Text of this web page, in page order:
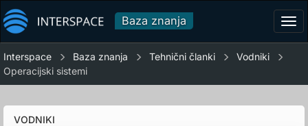
Baza znanja
Interspace Baza znanja Tehnični članki
Vodniki
Operacijski sistemi
VODNIKI